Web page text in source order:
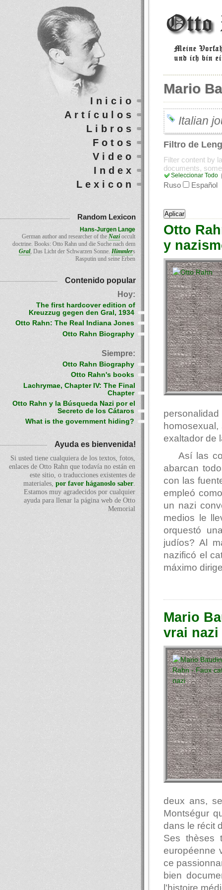
Mario
Italian
Filtro de
Filter content by
documents,
Seleccionar Todo
Ruso Español
Otto
y
exaltador de
Así las
abarcan
con las
empleó
un nazi
medios le
orquestó
judíos? Al
nazificó el
máximo
Mario
vrai nazi
deux ans,
Montségur
dans le récit
Ses thèses
européenne
ce
bien
l'histoire
Inicio
Artículos
Libros
Fotos
Video
Index
Lexicon
Random Lexicon
Hans-Jurgen Lange
German author and researcher of the Nazioccult
doctrine. Books: Otto Rahn und die Suche nach dem
Gral, Das Licht der Schwarzen Sonne. Himmlers
Rasputin und seine Erben
Contenido popular
Hoy:
The first hardcover edition of
Kreuzzug gegen den Gral, 1934
Otto Rahn: The Real Indiana Jones
Otto Rahn Biography
Siempre:
Otto Rahn Biography
Otto Rahn's books
Lachrymae, Chapter IV: The Final
Chapter
Otto Rahn y la Búsqueda Nazi por el
Secreto de los Cátaros
What is the government hiding?
Ayuda es bienvenida!
Si usted tiene cualquiera de los textos, fotos,
enlaces de Otto Rahn que todavía no están en
este sitio, o traducciones existentes de
materiales, por favor háganoslo saber.
Estamos muy agradecidos por cualquier
ayuda para llenar la página web de Otto
Memorial